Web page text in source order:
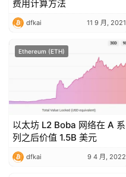
费用计算方法
dfkai 11 9 月, 2021
Ethereum (ETH)
以太坊 L2 Boba 网络在 A 系
列之后价值 1.5B 美元
dfkai 9 4 月, 2022